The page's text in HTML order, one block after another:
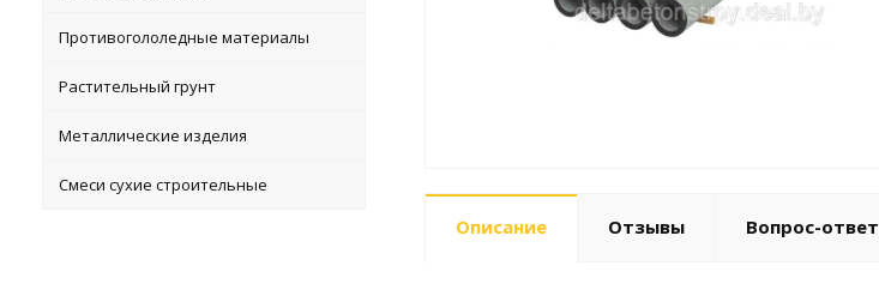
Противогололедные материалы
Растительный грунт
Металлические изделия
Смеси сухие строительные
Описание Отзывы Вопрос-ответ